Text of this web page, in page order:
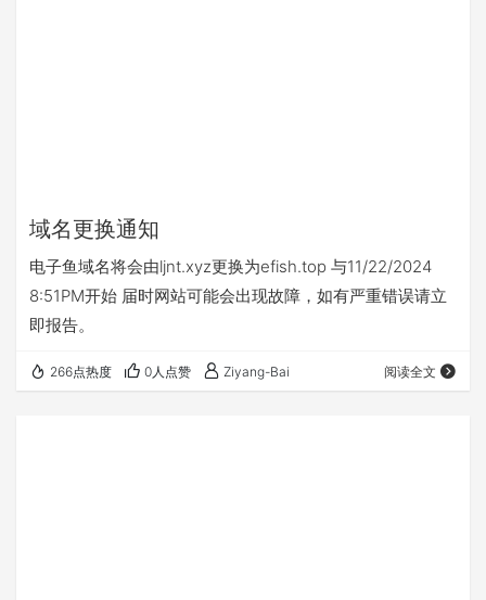
域名更换通知
电子鱼域名将会由ljnt.xyz更换为efish.top 与11/22/2024
8:51PM开始 届时网站可能会出现故障，如有严重错误请立
即报告。
266点热度 0人点赞 Ziyang-Bai 阅读全文